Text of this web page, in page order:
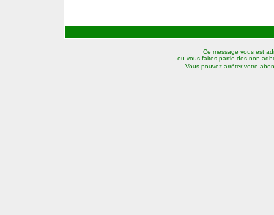
Ce message vous est
ou vous faites partie des non-
Vous pouvez arrêter votre